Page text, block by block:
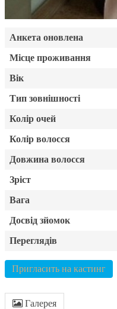
Анкета оновлена
Місце проживання
Вік
Тип зовнішності
Колір очей
Колір волосся
Довжина волосся
Зріст
Вага
Досвід зйомок
Переглядів
Пригласить на кастинг
Галерея